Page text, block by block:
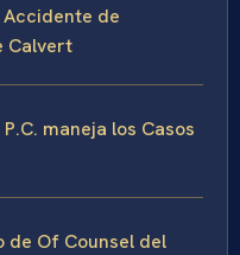
Accidente de
Calvert
maneja los Casos
de Of Counsel del